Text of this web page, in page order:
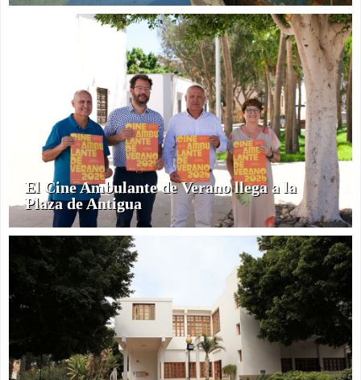
El Cine Ambulante de Verano llega a la
Plaza de Antigua